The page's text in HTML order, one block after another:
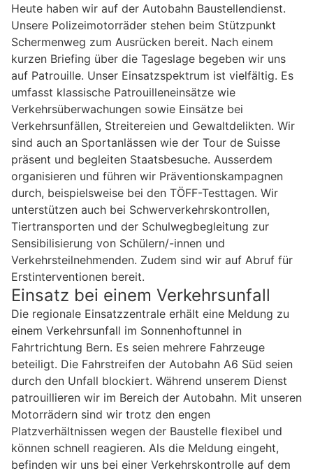
Heute haben wir auf der Autobahn Baustellendienst.
Unsere Polizeimotorräder stehen beim Stützpunkt
Schermenweg zum Ausrücken bereit. Nach einem
kurzen Briefing über die Tageslage begeben wir uns
auf Patrouille. Unser Einsatzspektrum ist vielfältig. Es
umfasst klassische Patrouilleneinsätze wie
Verkehrsüberwachungen sowie Einsätze bei
Verkehrsunfällen, Streitereien und Gewaltdelikten. Wir
sind auch an Sportanlässen wie der Tour de Suisse
präsent und begleiten Staatsbesuche. Ausserdem
organisieren und führen wir Präventionskampagnen
durch, beispielsweise bei den TÖFF-Testtagen. Wir
unterstützen auch bei Schwerverkehrskontrollen,
Tiertransporten und der Schulwegbegleitung zur
Sensibilisierung von Schülern/-innen und
Verkehrsteilnehmenden. Zudem sind wir auf Abruf für
Erstinterventionen bereit.
Einsatz bei einem Verkehrsunfall
Die regionale Einsatzzentrale erhält eine Meldung zu
einem Verkehrsunfall im Sonnenhoftunnel in
Fahrtrichtung Bern. Es seien mehrere Fahrzeuge
beteiligt. Die Fahrstreifen der Autobahn A6 Süd seien
durch den Unfall blockiert. Während unserem Dienst
patrouillieren wir im Bereich der Autobahn. Mit unseren
Motorrädern sind wir trotz den engen
Platzverhältnissen wegen der Baustelle flexibel und
können schnell reagieren. Als die Meldung eingeht,
befinden wir uns bei einer Verkehrskontrolle auf dem